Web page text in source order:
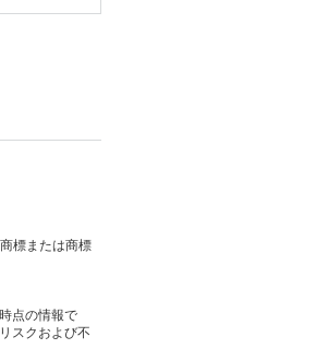
標または商標
点の情報で
スクおよび不